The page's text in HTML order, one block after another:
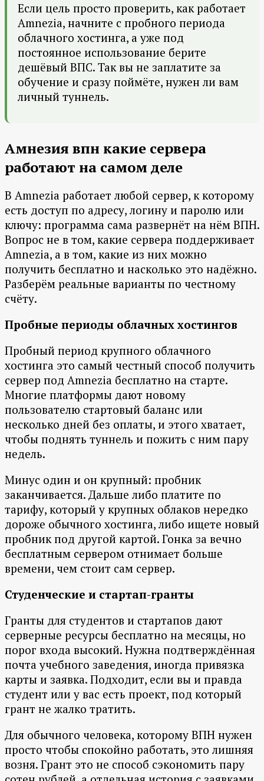
Если цель просто проверить, как работает
Amnezia, начните с пробного периода
облачного хостинга, а уже под
постоянное использование берите
дешёвый ВПС. Так вы не заплатите за
обучение и сразу поймёте, нужен ли вам
личный туннель.
Амнезия впн какие сервера
работают на самом деле
В Amnezia работает любой сервер, к которому
есть доступ по адресу, логину и паролю или
ключу: программа сама развернёт на нём ВПН.
Вопрос не в том, какие сервера поддерживает
Amnezia, а в том, какие из них можно
получить бесплатно и насколько это надёжно.
Разберём реальные варианты по честному
счёту.
Пробные периоды облачных хостингов
Пробный период крупного облачного
хостинга это самый честный способ получить
сервер под Amnezia бесплатно на старте.
Многие платформы дают новому
пользователю стартовый баланс или
несколько дней без оплаты, и этого хватает,
чтобы поднять туннель и пожить с ним пару
недель.
Минус один и он крупный: пробник
заканчивается. Дальше либо платите по
тарифу, который у крупных облаков нередко
дороже обычного хостинга, либо ищете новый
пробник под другой картой. Гонка за вечно
бесплатным сервером отнимает больше
времени, чем стоит сам сервер.
Студенческие и стартап-гранты
Гранты для студентов и стартапов дают
серверные ресурсы бесплатно на месяцы, но
порог входа высокий. Нужна подтверждённая
почта учебного заведения, иногда привязка
карты и заявка. Подходит, если вы и правда
студент или у вас есть проект, под который
грант не жалко тратить.
Для обычного человека, которому ВПН нужен
просто чтобы спокойно работать, это лишняя
возня. Грант это не способ сэкономить пару